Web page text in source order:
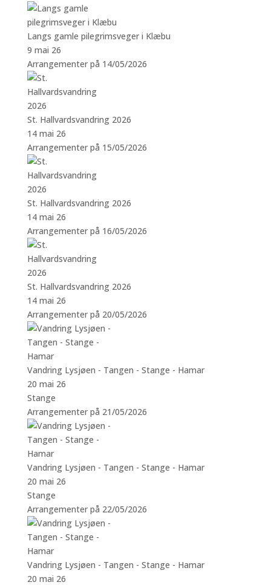
Langs gamle pilegrimsveger i Klæbu
9 mai 26
Arrangementer på 14/05/2026
St. Hallvardsvandring 2026
14 mai 26
Arrangementer på 15/05/2026
St. Hallvardsvandring 2026
14 mai 26
Arrangementer på 16/05/2026
St. Hallvardsvandring 2026
14 mai 26
Arrangementer på 20/05/2026
Vandring Lysjøen - Tangen - Stange - Hamar
20 mai 26
Stange
Arrangementer på 21/05/2026
Vandring Lysjøen - Tangen - Stange - Hamar
20 mai 26
Stange
Arrangementer på 22/05/2026
Vandring Lysjøen - Tangen - Stange - Hamar
20 mai 26